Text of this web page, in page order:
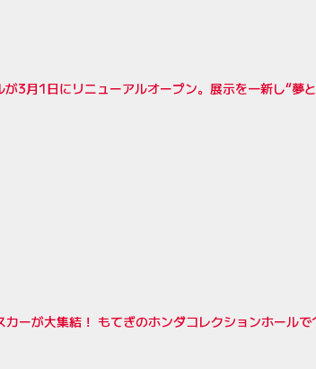
3月1日にリニューアルオープン。展示を一新し“夢
カーが大集結！ もてぎのホンダコレクションホール